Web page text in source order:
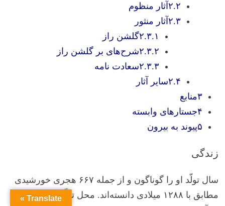
۲.۲آثار منظوم
۲.۳آثار منثور
۲.۳.۱گلشن راز
۲.۳.۲شرح‌های بر گلشن راز
۲.۳.۳سعادت نامه
۲.۴سایر آثار
۳منابع
۴جستارهای وابسته
۵پیوند به بیرون
زندگی
سال تولّد او را گوناگون و از جمله ۶۶۷ هجری خورشیدی
مطابق با ۱۲۸۸ میلادی دانسته‌اند. محل تولّد این عارف
Translate »